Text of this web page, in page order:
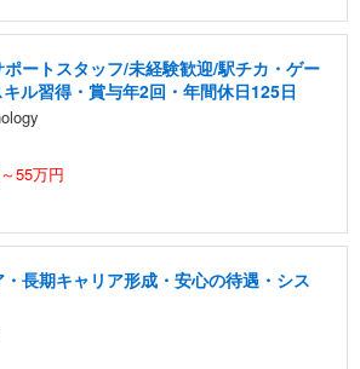
ートスタッフ/未経験歓迎/駅チカ・ゲー
ル習得・賞与年2回・年間休日125日
55万円
長期キャリア形成・安心の待遇・シス